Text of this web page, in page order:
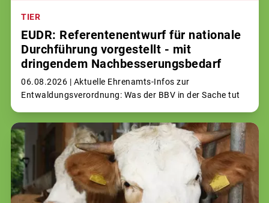
TIER
EUDR: Referentenentwurf für nationale
Durchführung vorgestellt - mit
dringendem Nachbesserungsbedarf
06.08.2026 | Aktuelle Ehrenamts-Infos zur
Entwaldungsverordnung: Was der BBV in der Sache tut